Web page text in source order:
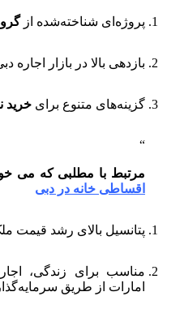
پروژه‌ای شناخته‌شده از
بازدهی بالا در بازار اجاره
گزینه‌های متنوع برای خرید
مرتبط با مطلبی که می
اقساطی خانه در دبی
پتانسیل بالای رشد قیمت
مناسب برای زندگی،
امارات از طریق